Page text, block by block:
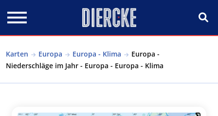
Karten Europa Europa - Klima
Europa -
Niederschläge im Jahr - Europa - Europa - Klima